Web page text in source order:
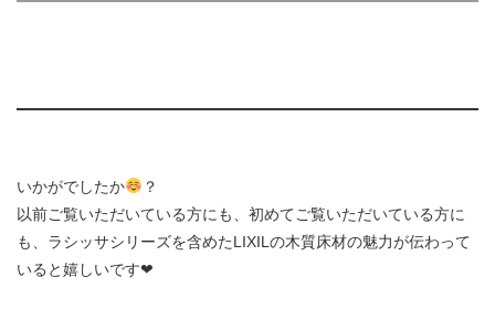
いかがでしたか
？
以前ご覧いただいている方にも、初めてご覧いただいている方に
も、ラシッサシリーズを含めたLIXILの木質床材の魅力が伝わって
いると嬉しいです❤︎